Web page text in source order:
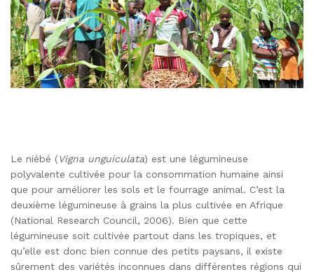
Le niébé (Vigna unguiculata) est une légumineuse
polyvalente cultivée pour la consommation humaine ainsi
que pour améliorer les sols et le fourrage animal. C’est la
deuxième légumineuse à grains la plus cultivée en Afrique
(National Research Council, 2006). Bien que cette
légumineuse soit cultivée partout dans les tropiques, et
qu’elle est donc bien connue des petits paysans, il existe
sûrement des variétés inconnues dans différentes régions qui